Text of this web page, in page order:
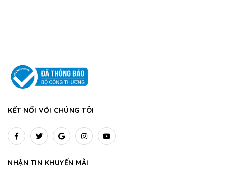
KẾT NỐI VỚI CHÚNG TÔI
NHẬN TIN KHUYẾN MÃI